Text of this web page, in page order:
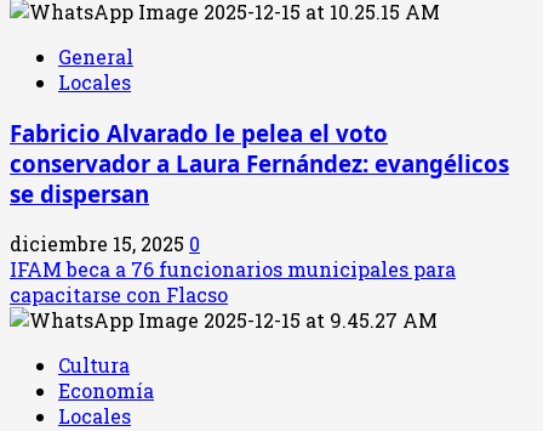
General
Locales
Fabricio Alvarado le pelea el voto
conservador a Laura Fernández: evangélicos
se dispersan
diciembre 15, 2025 0
IFAM beca a 76 funcionarios municipales para
capacitarse con Flacso
Cultura
Economía
Locales